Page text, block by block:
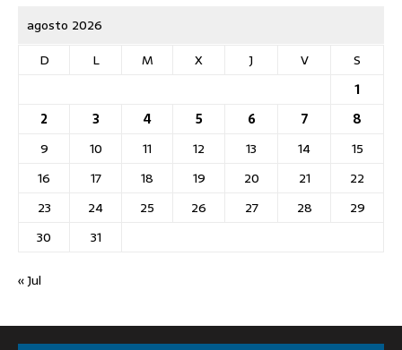
agosto 2026
D
L M X J V
S
1
2
3 4 5 6 7
8
9
10 11 12 13 14
15
16
17 18 19 20 21
22
23
24 25 26 27 28
29
30
31
« Jul